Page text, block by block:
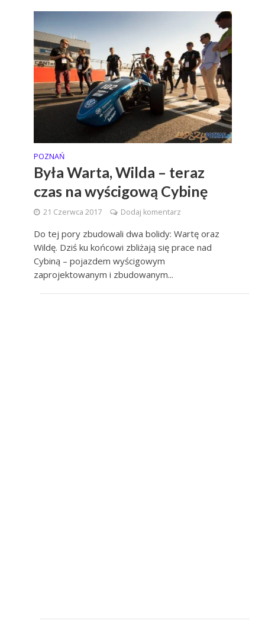
POZNAŃ
Była Warta, Wilda – teraz
czas na wyścigową Cybinę
21 Czerwca 2017 Dodaj komentarz
Do tej pory zbudowali dwa bolidy: Wartę oraz
Wildę. Dziś ku końcowi zbliżają się prace nad
Cybiną – pojazdem wyścigowym
zaprojektowanym i zbudowanym...